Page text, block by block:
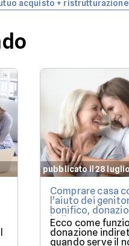
acquisto + ristrutturazione
pubblicato il 28
Comprare casa
l'aiuto dei
bonifico,
indiretta o
Ecco come
donazione
quando serve il